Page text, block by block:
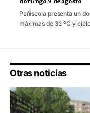
Peñíscola presenta un
máximas de 32 ºC y
Otras noticias